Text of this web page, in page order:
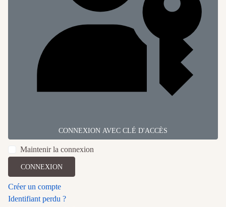
CONNEXION AVEC CLÉ D'ACCÈS
Maintenir la connexion
CONNEXION
Créer un compte
Identifiant perdu ?